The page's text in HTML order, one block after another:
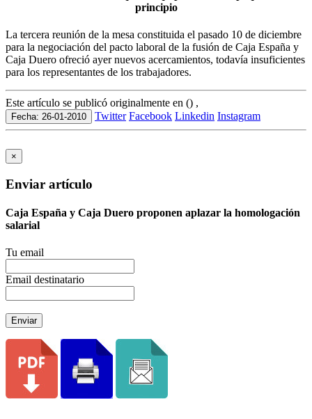
principio
La tercera reunión de la mesa constituida el pasado 10 de diciembre
para la negociación del pacto laboral de la fusión de Caja España y
Caja Duero ofreció ayer nuevos acercamientos, todavía insuficientes
para los representantes de los trabajadores.
Este artículo se publicó originalmente en () ,
Fecha: 26-01-2010 Twitter Facebook Linkedin Instagram
×
Enviar artículo
Caja España y Caja Duero proponen aplazar la homologación
salarial
Tu email
Email destinatario
Enviar